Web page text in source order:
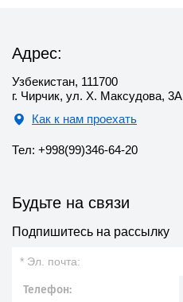
Адрес:
Узбекистан, 111700
г. Чирчик, ул. Х. Максудова, 3А
Как к нам проехать
Тел: +998(99)346-64-20
Будьте на связи
Подпишитесь на рассылку